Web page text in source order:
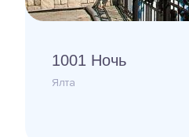
1001 Ночь
Ялта